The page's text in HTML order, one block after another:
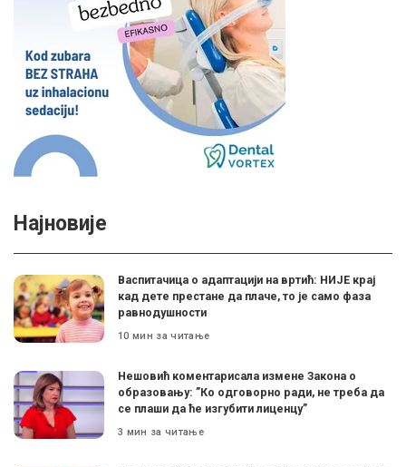
Најновије
Васпитачица о адаптацији на вртић: НИЈЕ крај
кад дете престане да плаче, то је само фаза
равнодушности
10 мин за читање
Нешовић коментарисала измене Закона о
образовању: ”Ко одговорно ради, не треба да
се плаши да ће изгубити лиценцу”
3 мин за читање